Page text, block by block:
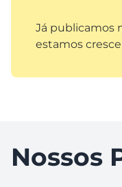
Já publicamos
estamos
Nossos